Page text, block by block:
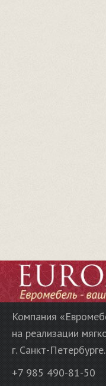
Компания
на реализации
г. Санкт-Петербурге.
+7 985 490-81-50